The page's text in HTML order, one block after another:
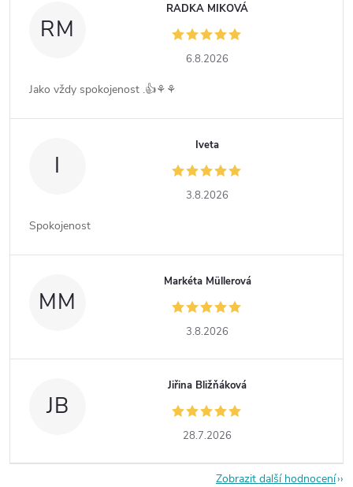
RM
RADKA MIKOVÁ
6.8.2026
Jako vždy spokojenost .👍⚘️⚘️
I
Iveta
3.8.2026
Spokojenost
MM
Markéta Müllerová
3.8.2026
JB
Jiřina Bližňáková
28.7.2026
Zobrazit další hodnocení